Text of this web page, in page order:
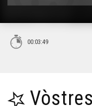
00:03:49